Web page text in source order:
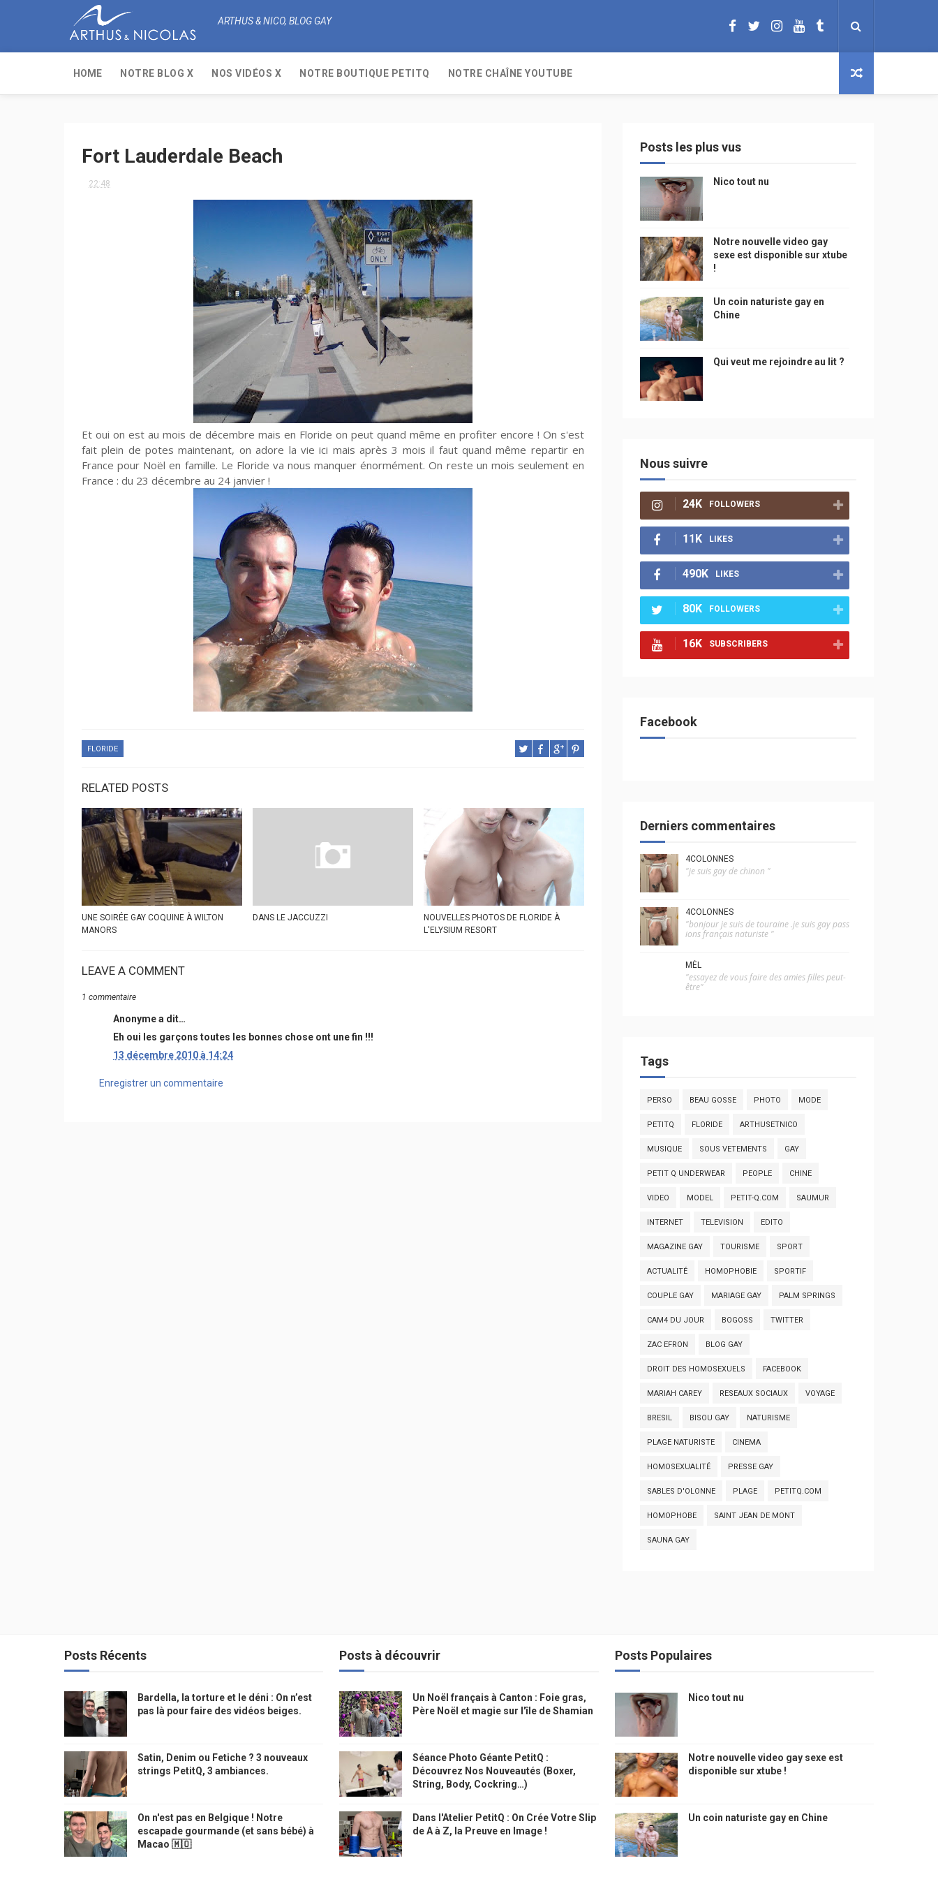
ARTHUS & NICO, BLOG GAY
HOME NOTRE BLOG X NOS VIDÉOS X NOTRE BOUTIQUE PETITQ NOTRE CHAÎNE YOUTUBE
Fort Lauderdale Beach
22:48
Et oui on est au mois de décembre mais en Floride on peut quand même en profiter encore ! On s'est
fait plein de potes maintenant, on adore la vie ici mais après 3 mois il faut quand même repartir en
France pour Noël en famille. Le Floride va nous manquer énormément. On reste un mois seulement en
France : du 23 décembre au 24 janvier !
FLORIDE
RELATED POSTS
UNE SOIRÉE GAY COQUINE À WILTON
MANORS
DANS LE JACCUZZI
NOUVELLES PHOTOS DE FLORIDE À
L'ELYSIUM RESORT
LEAVE A COMMENT
1 commentaire
Anonyme a dit…
Eh oui les garçons toutes les bonnes chose ont une fin !!!
13 décembre 2010 à 14:24
Enregistrer un commentaire
Posts les plus vus
Nico tout nu
Notre nouvelle video gay
sexe est disponible sur xtube
!
Un coin naturiste gay en
Chine
Qui veut me rejoindre au lit ?
Nous suivre
24K FOLLOWERS
11K LIKES
490K LIKES
80K FOLLOWERS
16K SUBSCRIBERS
Facebook
Derniers commentaires
4COLONNES
"je suis gay de chinon "
4COLONNES
"bonjour je suis de touraine .je suis gay pass
ions français naturiste "
MÉL
"essayez de vous faire des amies filles peut-
être"
Tags
PERSO BEAU GOSSE PHOTO MODE
PETITQ FLORIDE ARTHUSETNICO
MUSIQUE SOUS VETEMENTS GAY
PETIT Q UNDERWEAR PEOPLE CHINE
VIDEO MODEL PETIT-Q.COM SAUMUR
INTERNET TELEVISION EDITO
MAGAZINE GAY TOURISME SPORT
ACTUALITÉ HOMOPHOBIE SPORTIF
COUPLE GAY MARIAGE GAY PALM SPRINGS
CAM4 DU JOUR BOGOSS TWITTER
ZAC EFRON BLOG GAY
DROIT DES HOMOSEXUELS FACEBOOK
MARIAH CAREY RESEAUX SOCIAUX VOYAGE
BRESIL BISOU GAY NATURISME
PLAGE NATURISTE CINEMA
HOMOSEXUALITÉ PRESSE GAY
SABLES D'OLONNE PLAGE PETITQ.COM
HOMOPHOBE SAINT JEAN DE MONT
SAUNA GAY
Posts Récents
Bardella, la torture et le déni : On n’est
pas là pour faire des vidéos beiges.
Satin, Denim ou Fetiche ? 3 nouveaux
strings PetitQ, 3 ambiances.
On n'est pas en Belgique ! Notre
escapade gourmande (et sans bébé) à
Macao 🇲🇴
Posts à découvrir
Un Noël français à Canton : Foie gras,
Père Noël et magie sur l'île de Shamian
Séance Photo Géante PetitQ :
Découvrez Nos Nouveautés (Boxer,
String, Body, Cockring…)
Dans l'Atelier PetitQ : On Crée Votre Slip
de A à Z, la Preuve en Image !
Posts Populaires
Nico tout nu
Notre nouvelle video gay sexe est
disponible sur xtube !
Un coin naturiste gay en Chine